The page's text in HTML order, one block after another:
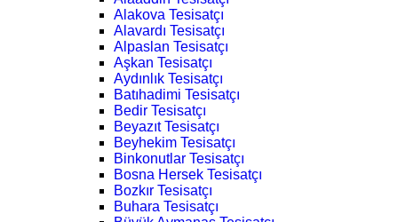
Alakova Tesisatçı
Alavardı Tesisatçı
Alpaslan Tesisatçı
Aşkan Tesisatçı
Aydınlık Tesisatçı
Batıhadimi Tesisatçı
Bedir Tesisatçı
Beyazıt Tesisatçı
Beyhekim Tesisatçı
Binkonutlar Tesisatçı
Bosna Hersek Tesisatçı
Bozkır Tesisatçı
Buhara Tesisatçı